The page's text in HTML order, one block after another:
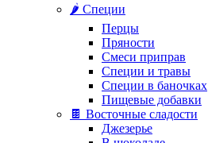
🌶️ Специи
Перцы
Пряности
Смеси приправ
Специи и травы
Специи в баночках
Пищевые добавки
🍫 Восточные сладости
Джезерье